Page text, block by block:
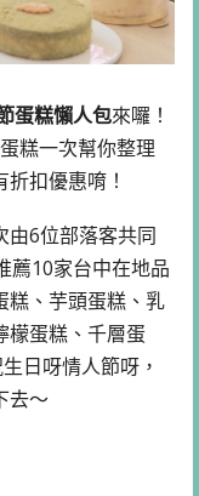
蛋糕懶人包來囉！
糕一次幫你整理
扣優惠唷！
由6位部落客共同
薦10家台中在地品
糕、芋頭蛋糕、乳
檬蛋糕、千層蛋
日呀情人節呀，
去～